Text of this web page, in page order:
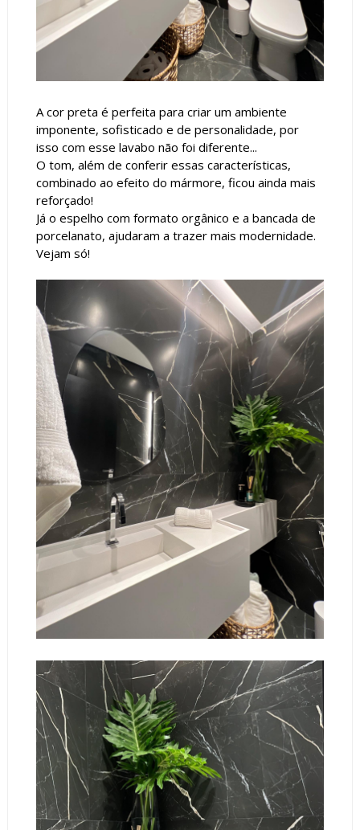
A cor preta é perfeita para criar um ambiente
imponente, sofisticado e de personalidade, por
isso com esse lavabo não foi diferente...
O tom, além de conferir essas características,
combinado ao efeito do mármore, ficou ainda mais
reforçado!
Já o espelho com formato orgânico e a bancada de
porcelanato, ajudaram a trazer mais modernidade.
Vejam só!